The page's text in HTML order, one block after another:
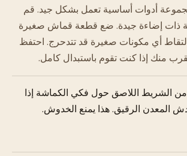
أدوات أساسية تعمل بشكل جيد. قم
ذات إضاءة جيدة. ضع قطعة قماش صغيرة
أي مكونات صغيرة قد تتدحرج. احتفظ
منك إذا كنت تقوم باستبدال كامل.
الشريط اللاصق حول فكي الكماشة إذا
المعدن الرقيق. هذا يمنع الخدوش.